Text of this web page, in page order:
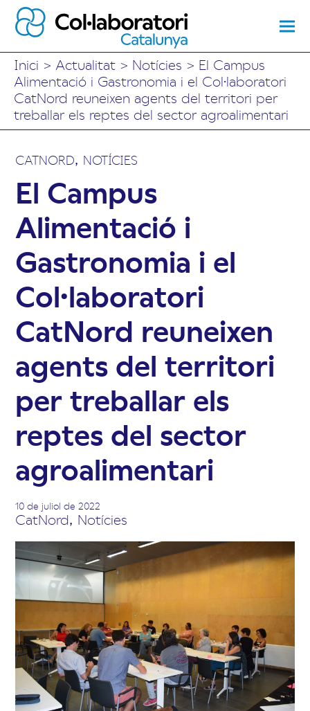
Inici > Actualitat > Notícies > El Campus
Alimentació i Gastronomia i el Col·laboratori
CatNord reuneixen agents del territori per
treballar els reptes del sector agroalimentari
CATNORD, NOTÍCIES
El Campus
Alimentació i
Gastronomia i el
Col·laboratori
CatNord reuneixen
agents del territori
per treballar els
reptes del sector
agroalimentari
10 de juliol de 2022
CatNord, Notícies